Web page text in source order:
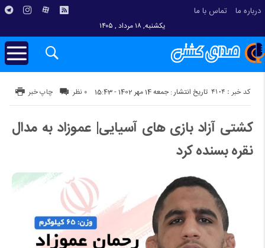
درباره ما تماس با ما
یکشنبه, ۱۸ مرداد , ۱۴۰۵
تاریخ انتشار : جمعه 14 مهر 1402 - 15:43 کد خبر : 4104 چاپ خبر ۰ نظر
کشتی آزاد بازی های آسیایی| عموزاد به مدال
نقره بسنده کرد